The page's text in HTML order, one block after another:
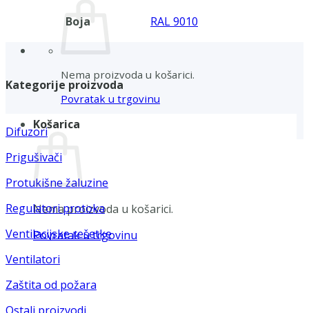
Nema proizvoda u košarici.
Povratak u trgovinu
Košarica
Nema proizvoda u košarici.
Povratak u trgovinu
Boja RAL 9010
Kategorije proizvoda
Difuzori
Prigušivači
Protukišne žaluzine
Regulatori protoka
Ventilacijske rešetke
Ventilatori
Zaštita od požara